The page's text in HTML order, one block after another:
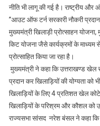
नीति भी लागू की गई है। राष्ट्रीय और
’’आउट ऑफ टर्न सरकारी नौकरी
मुख्यमंत्री खिलाड़ी प्रोत्साहन
किट योजना जैसे कार्यक्रमों के माध्यम
प्रोत्साहित किया जा रहा है।
मुख्यमंत्री ने कहा कि उत्तराखण्ड खेल
प्रदान कर खिलाड़ियों की योग्यता को
खिलाड़ियों के लिए 4 प्रतिशत खेल
खिलाड़ियों के परिश्रम और कौशल
राज्यसभा सांसद नरेश बंसल ने कहा